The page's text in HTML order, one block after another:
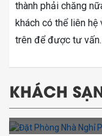
thành phải chăng
khách có thể liên
trên để được tư vấn.
KHÁCH